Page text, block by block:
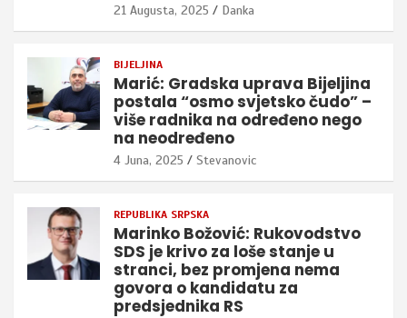
21 Augusta, 2025 Danka
BIJELJINA
Marić: Gradska uprava Bijeljina
postala “osmo svjetsko čudo” –
više radnika na određeno nego
na neodređeno
4 Juna, 2025 Stevanovic
REPUBLIKA SRPSKA
Marinko Božović: Rukovodstvo
SDS je krivo za loše stanje u
stranci, bez promjena nema
govora o kandidatu za
predsjednika RS